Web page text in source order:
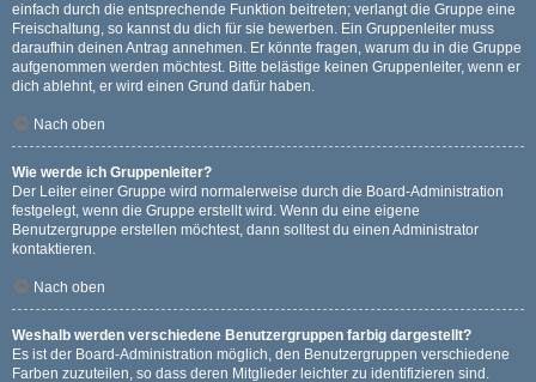
einfach durch die entsprechende Funktion beitreten; verlangt die Gruppe eine
Freischaltung, so kannst du dich für sie bewerben. Ein Gruppenleiter muss
daraufhin deinen Antrag annehmen. Er könnte fragen, warum du in die Gruppe
aufgenommen werden möchtest. Bitte belästige keinen Gruppenleiter, wenn er
dich ablehnt, er wird einen Grund dafür haben.
Nach oben
Wie werde ich Gruppenleiter?
Der Leiter einer Gruppe wird normalerweise durch die Board-Administration
festgelegt, wenn die Gruppe erstellt wird. Wenn du eine eigene
Benutzergruppe erstellen möchtest, dann solltest du einen Administrator
kontaktieren.
Nach oben
Weshalb werden verschiedene Benutzergruppen farbig dargestellt?
Es ist der Board-Administration möglich, den Benutzergruppen verschiedene
Farben zuzuteilen, so dass deren Mitglieder leichter zu identifizieren sind.